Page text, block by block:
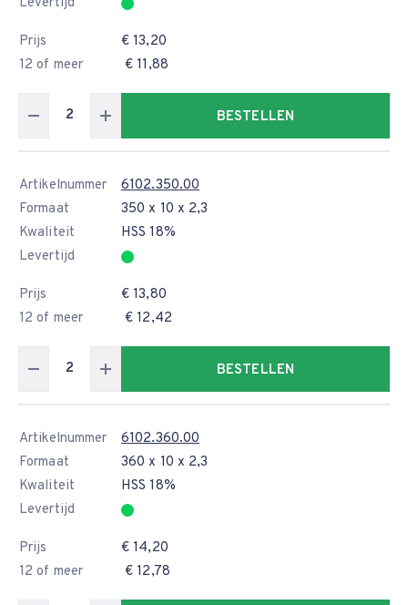
Prijs
€ 13,20
12 of meer
€ 11,88
BESTELLEN
Artikelnummer
6102.350.00
Formaat
350 x 10 x 2,3
Kwaliteit
HSS 18%
Levertijd
Prijs
€ 13,80
12 of meer
€ 12,42
BESTELLEN
Artikelnummer
6102.360.00
Formaat
360 x 10 x 2,3
Kwaliteit
HSS 18%
Levertijd
Prijs
€ 14,20
12 of meer
€ 12,78